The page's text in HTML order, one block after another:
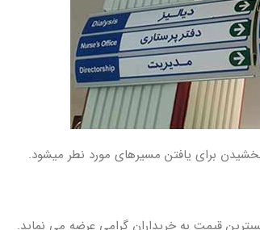
برای یافتن مسیرهای مورد نطر میشود.
قیمت به خریداران گرامی عرضه می نماید.